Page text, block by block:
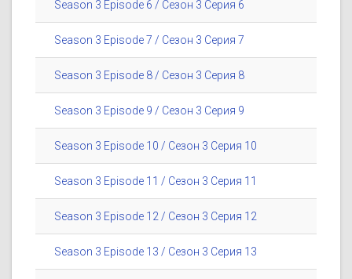
Season 3 Episode 6 / Сезон 3 Серия 6
Season 3 Episode 7 / Сезон 3 Серия 7
Season 3 Episode 8 / Сезон 3 Серия 8
Season 3 Episode 9 / Сезон 3 Серия 9
Season 3 Episode 10 / Сезон 3 Серия 10
Season 3 Episode 11 / Сезон 3 Серия 11
Season 3 Episode 12 / Сезон 3 Серия 12
Season 3 Episode 13 / Сезон 3 Серия 13